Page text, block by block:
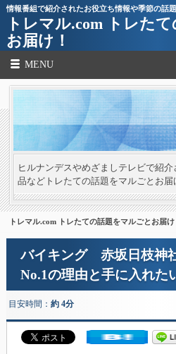
情報番組で紹介されたお役立ち情報や季節の話
トレマル.com トレた
お届け！
MENU
ヒルナンデスやめざましテレビで紹
品などトレたての話題をマルごとお届
トレマル.com トレたての話題をマルごとお届け
バイキング 赤坂日枝神
No.1の理由と手に入れた
目安時間： 約 4分